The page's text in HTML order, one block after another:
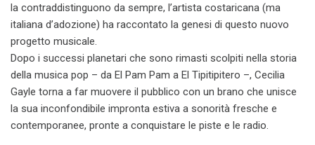
la contraddistinguono da sempre, l’artista costaricana (ma
italiana d’adozione) ha raccontato la genesi di questo nuovo
progetto musicale.
Dopo i successi planetari che sono rimasti scolpiti nella storia
della musica pop – da El Pam Pam a El Tipitipitero –, Cecilia
Gayle torna a far muovere il pubblico con un brano che unisce
la sua inconfondibile impronta estiva a sonorità fresche e
contemporanee, pronte a conquistare le piste e le radio.